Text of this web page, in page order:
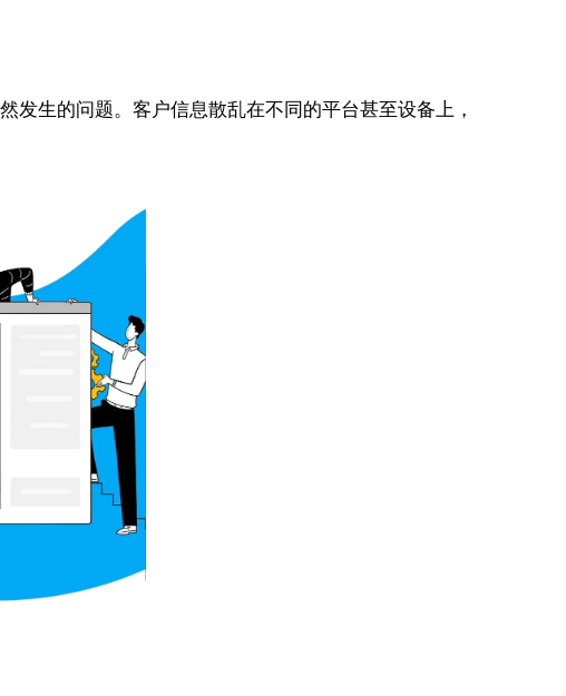
发生的问题。客户信息散乱在不同的平台甚至设备上，